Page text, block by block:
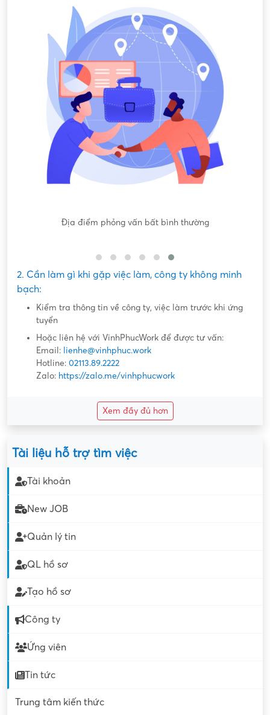
điểm phỏng vấn bất bình thường Nội dung mô tả
2. Cần làm gì khi gặp việc làm, công ty không minh
bạch:
Kiểm tra thông tin về công ty, việc làm trước khi ứng
tuyển
Hoặc liên hệ với VinhPhucWork để được tư vấn:
Email: lienhe@vinhphuc.work
Hotline: 02113.89.2222
Zalo: https://zalo.me/vinhphucwork
Xem đầy đủ hơn
Tài liệu hỗ trợ tìm việc
Tài khoản
New JOB
Quản lý tin
QL hồ sơ
Tạo hồ sơ
Công ty
Ứng viên
Tin tức
Trung tâm kiến thức